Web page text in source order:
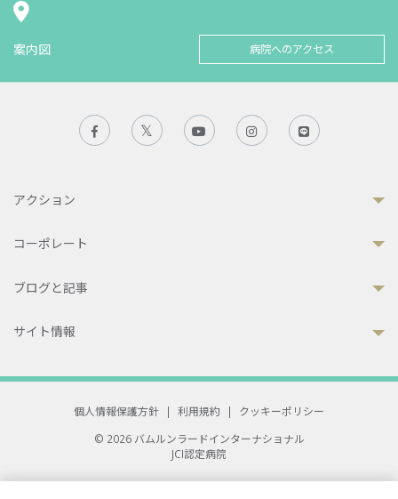
案内図 病院へのアクセス
アクション
コーポレート
ブログと記事
サイト情報
個人情報保護方針 | 利用規約 |
クッキーポリシー
© 2026 バムルンラードインターナショナル
JCI認定病院